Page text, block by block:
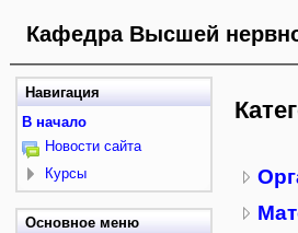
Кафедра Высшей
Навигация
В начало
Новости сайта
Курсы
Основное меню